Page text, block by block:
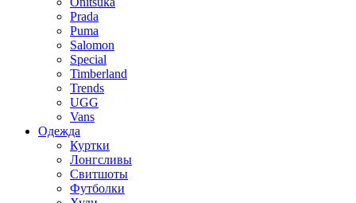
Prada
Puma
Salomon
Special
Timberland
Trends
UGG
Vans
Одежда
Куртки
Лонгсливы
Свитшоты
Футболки